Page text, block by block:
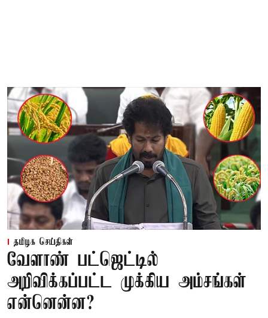
தமிழக செய்திகள்
வேளாண் பட்ஜெட்டில்
அறிவிக்கப்பட்ட முக்கிய அம்சங்கள்
என்னென்ன?